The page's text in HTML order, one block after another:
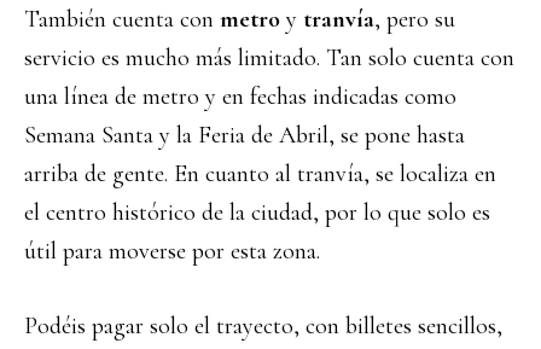
También cuenta con metro y tranvía, pero su
servicio es mucho más limitado. Tan solo cuenta con
una línea de metro y en fechas indicadas como
Semana Santa y la Feria de Abril, se pone hasta
arriba de gente. En cuanto al tranvía, se localiza en
el centro histórico de la ciudad, por lo que solo es
útil para moverse por esta zona.
Podéis pagar solo el trayecto, con billetes sencillos,